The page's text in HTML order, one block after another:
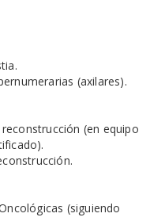
(axilares).
(en equipo
(siguiendo